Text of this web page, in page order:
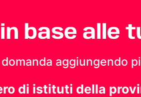
base alle
aggiungendo
di istituti della